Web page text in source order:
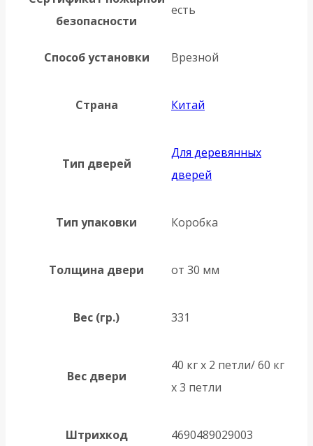
безопасности
есть
Способ установки Врезной
Страна Китай
Тип дверей
Для деревянных
дверей
Тип упаковки Коробка
Толщина двери от 30 мм
Вес (гр.) 331
Вес двери
40 кг х 2 петли/ 60 кг
х 3 петли
Штрихкод 4690489029003